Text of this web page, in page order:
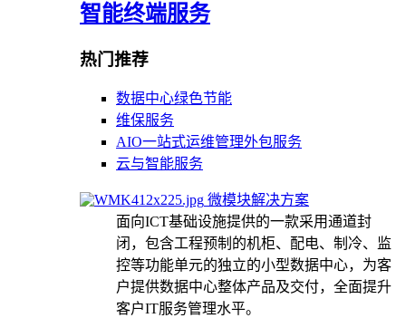
智能终端服务
热门推荐
数据中心绿色节能
维保服务
AIO一站式运维管理外包服务
云与智能服务
微模块解决方案
面向ICT基础设施提供的一款采用通道封
闭，包含工程预制的机柜、配电、制冷、监
控等功能单元的独立的小型数据中心，为客
户提供数据中心整体产品及交付，全面提升
客户IT服务管理水平。